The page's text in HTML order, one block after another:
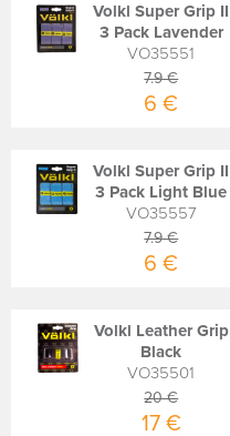
Volkl Super Grip II
3 Pack Lavender
VO35551
7.9 €
6 €
Volkl Super Grip II
3 Pack Light Blue
VO35557
7.9 €
6 €
Volkl Leather Grip
Black
VO35501
20 €
17 €